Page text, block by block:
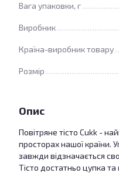
Вага упаковки, г
Виробник
Країна-виробник товару
Розмір
Опис
Повітряне тісто Cukk -
просторах нашої країни.
завжди відзначається
Тісто достатньо цупка та